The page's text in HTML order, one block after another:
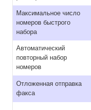
Максимальное число
номеров быстрого
набора
Автоматический
повторный набор
номеров
Отложенная отправка
факса